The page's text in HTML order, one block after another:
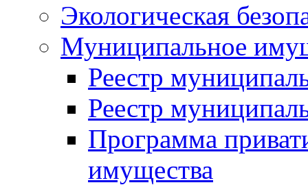
Экологическая
Муниципальное
Реестр
Реестр
Программа
имущества